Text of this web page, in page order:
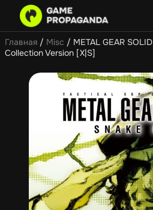
Главная / Misc / METAL GEAR
Collection Version [X|S]